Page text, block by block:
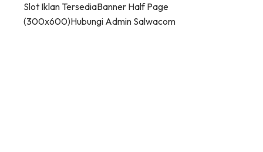
Slot Iklan TersediaBanner Half Page
(300x600)Hubungi Admin Salwacom